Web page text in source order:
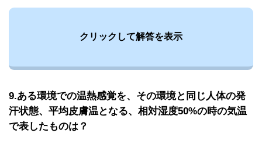
クリックして解答を表示
9.ある環境での温熱感覚を、その環境と同じ人体の発
汗状態、平均皮膚温となる、相対湿度50%の時の気温
で表したものは？